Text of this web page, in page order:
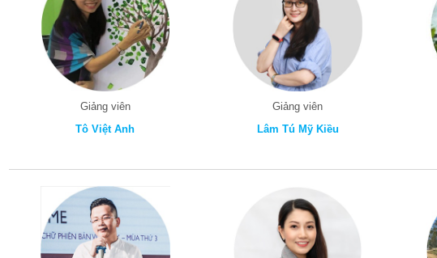
Giảng viên
Tô Việt Anh
Giảng viên
Lâm Tú Mỹ Kiều